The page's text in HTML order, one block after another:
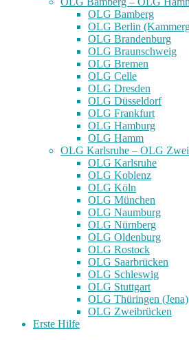
OLG Bamberg
OLG Berlin
OLG Brandenburg
OLG Braunschweig
OLG Bremen
OLG Celle
OLG Dresden
OLG Düsseldorf
OLG Frankfurt
OLG Hamburg
OLG Hamm
OLG Karlsruhe – OLG
OLG Karlsruhe
OLG Koblenz
OLG Köln
OLG München
OLG Naumburg
OLG Nürnberg
OLG Oldenburg
OLG Rostock
OLG Saarbrücken
OLG Schleswig
OLG Stuttgart
OLG Thüringen (Jena)
OLG Zweibrücken
Erste Hilfe